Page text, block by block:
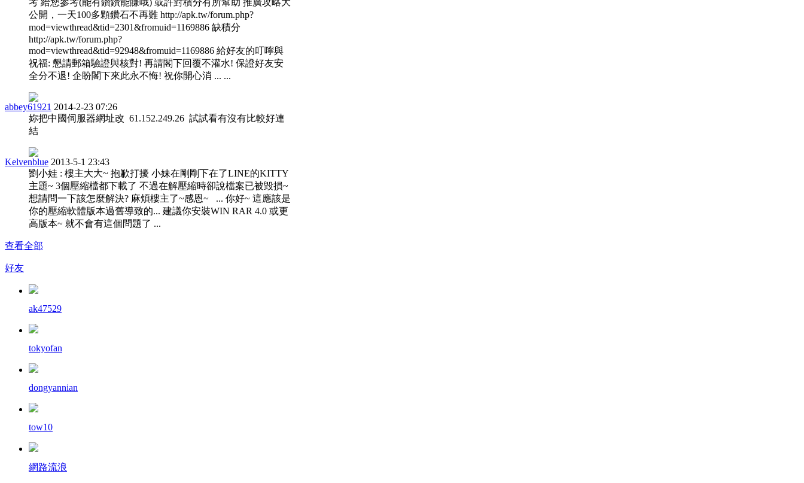
公開，一天100多顆鑽石不再難 http://apk.tw/forum.php?
mod=viewthread&tid=2301&fromuid=1169886 缺積分
http://apk.tw/forum.php?
mod=viewthread&tid=92948&fromuid=1169886 給好友的叮嚀與
祝福: 懇請郵箱驗證與核對! 再請閣下回覆不灌水! 保證好友安
全分不退! 企盼閣下來此永不悔! 祝你開心消 ... ...
abbey61921 2014-2-23 07:26
妳把中國伺服器網址改 61.152.249.26 試試看有沒有比較好連
結
Kelvenblue 2013-5-1 23:43
劉小娃 : 樓主大大~ 抱歉打擾 小妹在剛剛下在了LINE的KITTY
主題~ 3個壓縮檔都下載了 不過在解壓縮時卻說檔案已被毀損~
想請問一下該怎麼解決? 麻煩樓主了~感恩~ ... 你好~ 這應該是
你的壓縮軟體版本過舊導致的... 建議你安裝WIN RAR 4.0 或更
高版本~ 就不會有這個問題了 ...
查看全部
好友
ak47529
tokyofan
dongyannian
tow10
網路流浪